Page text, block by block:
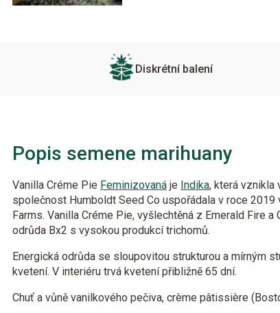
Diskrétní balení
Popis semene marihuany
Vanilla Créme Pie Feminizovaná je Indika, která vznikla
společnost Humboldt Seed Co uspořádala v roce
Farms. Vanilla Créme Pie, vyšlechtěná z Emerald Fire a
odrůda Bx2 s vysokou produkcí trichomů.
Energická odrůda se sloupovitou strukturou a mírným
kvetení. V interiéru trvá kvetení přibližně 65 dní.
Chuť a vůně vanilkového pečiva, crème pâtissière